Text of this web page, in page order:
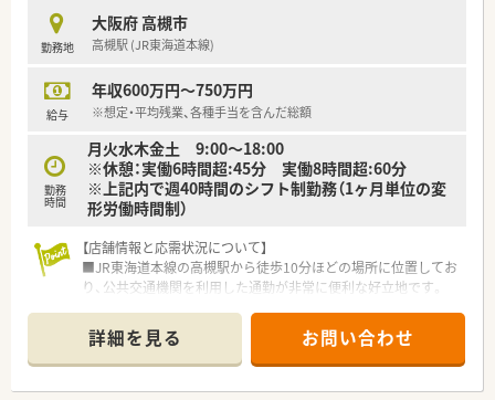
★急なお休みが必要になることがご不安な方
勤務地
大阪府 高槻市
高槻駅 (JR東海道本線)
給与
年収600万円～750万円
※想定・平均残業、各種手当を含んだ総額
勤務
時間
月火水木金土 9:00～18:00
※休憩：実働6時間超:45分 実働8時間超:60分
※上記内で週40時間のシフト制勤務（1ヶ月単位の変
形労働時間制）
【店舗情報と応需状況について】
■JR東海道本線の高槻駅から徒歩10分ほどの場所に位置してお
り、公共交通機関を利用した通勤が非常に便利な好立地です。
おり、外来対応とは異なる専門性の高い応需状況となっていま
す。
■薬剤師は正社員2名とパート1名の計3名が在籍しており、常時
2名体制を維持することで無理のない業務運営を行っています。
詳細を見る お問い合わせ